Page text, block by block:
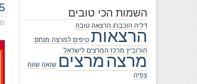
5 דברים שכדאי לכם לדעת על… לוחמה פסיכולוגית! השמות הכי טובים
דליה הוכברג הרצאה טובה
הרצאות טיפים למרצה מנחם
הורוביץ מרכז המרצים לישראל
מרצהמרצים שואה שווה
צפיה